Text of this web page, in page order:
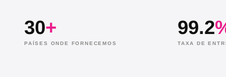
30+
PAÍSES ONDE FORNECEMOS
99.2
TAXA DE